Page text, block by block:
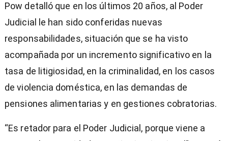
Pow detalló que en los últimos 20 años, al Poder
Judicial le han sido conferidas nuevas
responsabilidades, situación que se ha visto
acompañada por un incremento significativo en la
tasa de litigiosidad, en la criminalidad, en los casos
de violencia doméstica, en las demandas de
pensiones alimentarias y en gestiones cobratorias.
“Es retador para el Poder Judicial, porque viene a